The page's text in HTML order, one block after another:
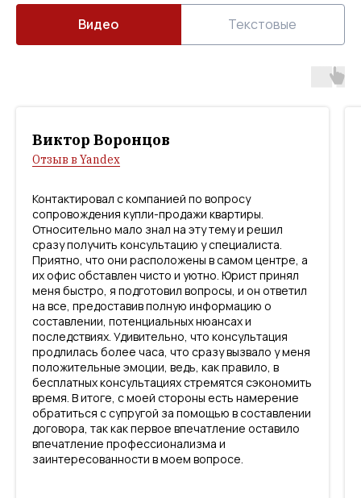
Видео Текстовые
Виктор Воронцов
Отзыв в Yandex
Контактировал с компанией по вопросу
сопровождения купли-продажи квартиры.
Относительно мало знал на эту тему и решил
сразу получить консультацию у специалиста.
Приятно, что они расположены в самом центре, а
их офис обставлен чисто и уютно. Юрист принял
меня быстро, я подготовил вопросы, и он ответил
на все, предоставив полную информацию о
составлении, потенциальных нюансах и
последствиях. Удивительно, что консультация
продлилась более часа, что сразу вызвало у меня
положительные эмоции, ведь, как правило, в
бесплатных консультациях стремятся сэкономить
время. В итоге, с моей стороны есть намерение
обратиться с супругой за помощью в составлении
договора, так как первое впечатление оставило
впечатление профессионализма и
заинтересованности в моем вопросе.